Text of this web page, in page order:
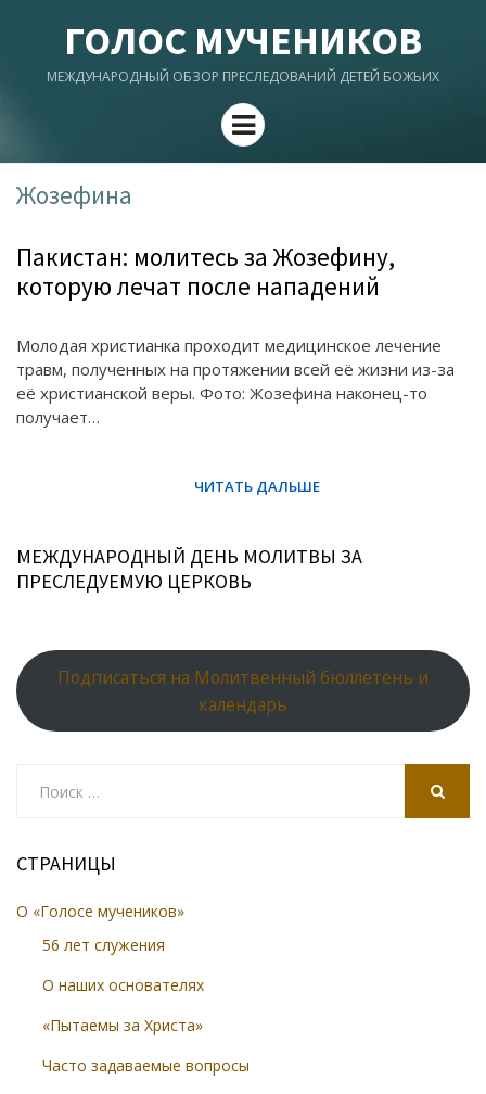
ГОЛОС МУЧЕНИКОВ
МЕЖДУНАРОДНЫЙ ОБЗОР ПРЕСЛЕДОВАНИЙ ДЕТЕЙ БОЖЬИХ
Menu
Жозефина
Пакистан: молитесь за Жозефину,
которую лечат после нападений
Молодая христианка проходит медицинское лечение
травм, полученных на протяжении всей её жизни из-за
её христианской веры. Фото: Жозефина наконец-то
получает…
МЕЖДУНАРОДНЫЙ ДЕНЬ МОЛИТВЫ ЗА
ПРЕСЛЕДУЕМУЮ ЦЕРКОВЬ
Подписаться на Молитвенный бюллетень и
календарь
СТРАНИЦЫ
О «Голосе мучеников»
56 лет служения
О наших основателях
«Пытаемы за Христа»
Часто задаваемые вопросы